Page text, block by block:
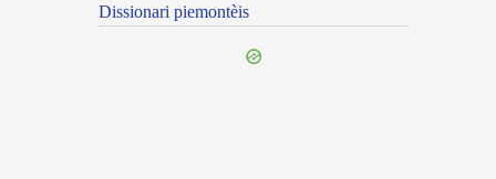
Dissionari piemontèis